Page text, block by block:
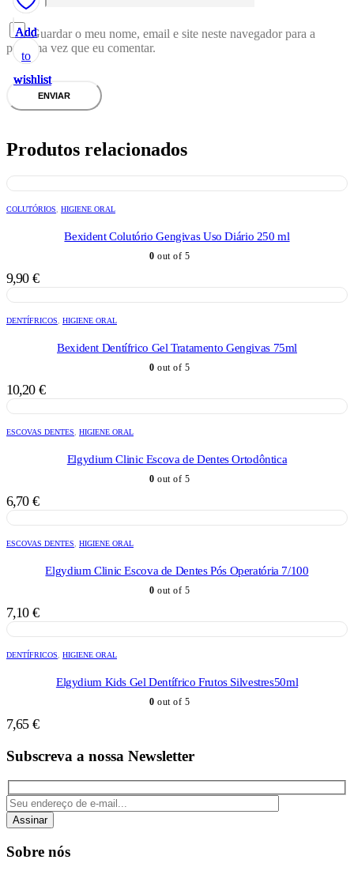
Guardar o meu nome, email e site neste navegador para a
próxima vez que eu comentar.
Produtos relacionados
Add
to
wishlist
COLUTÓRIOS, HIGIENE ORAL
Bexident Colutório Gengivas Uso Diário 250 ml
0 out of 5
9,90 €
Add
to
wishlist
DENTÍFRICOS, HIGIENE ORAL
Bexident Dentífrico Gel Tratamento Gengivas 75ml
0 out of 5
10,20 €
Add
to
wishlist
ESCOVAS DENTES, HIGIENE ORAL
Elgydium Clinic Escova de Dentes Ortodôntica
0 out of 5
6,70 €
Add
to
wishlist
ESCOVAS DENTES, HIGIENE ORAL
Elgydium Clinic Escova de Dentes Pós Operatória 7/100
0 out of 5
7,10 €
Add
to
wishlist
DENTÍFRICOS, HIGIENE ORAL
Elgydium Kids Gel Dentífrico Frutos Silvestres50ml
0 out of 5
7,65 €
Subscreva a nossa Newsletter
Assinar
Sobre nós